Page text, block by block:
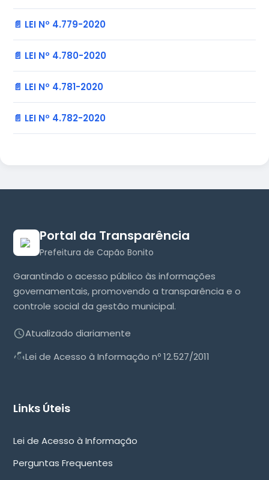
📄 LEI Nº 4.779-2020
📄 LEI Nº 4.780-2020
📄 LEI Nº 4.781-2020
📄 LEI Nº 4.782-2020
Portal da Transparência
Prefeitura de Capão Bonito
Garantindo o acesso público às informações
governamentais, promovendo a transparência e o
controle social da gestão municipal.
Atualizado diariamente
Lei de Acesso à Informação nº 12.527/2011
Links Úteis
Lei de Acesso à Informação
Perguntas Frequentes